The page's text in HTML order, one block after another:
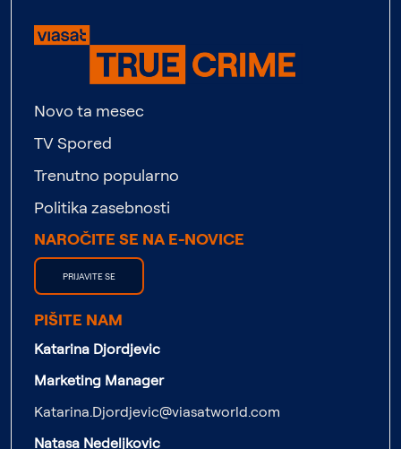
Novo ta mesec
TV Spored
Trenutno popularno
Politika zasebnosti
NAROČITE SE NA E-NOVICE
PRIJAVITE SE
PIŠITE NAM
Katarina Djordjevic
Marketing Manager
Katarina.Djordjevic@viasatworld.com
Natasa Nedeljkovic